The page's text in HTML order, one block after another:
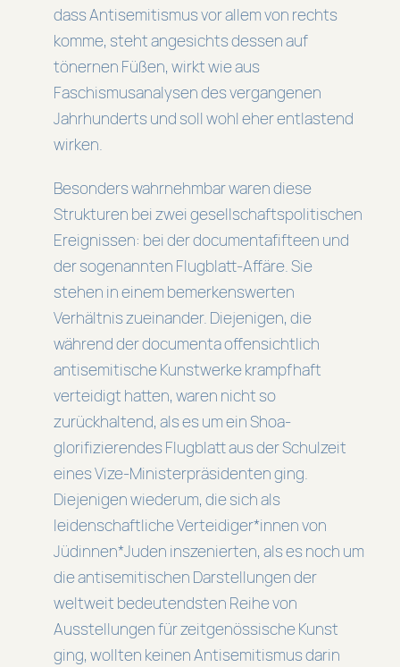
dass Antisemitismus vor allem von rechts
komme, steht angesichts dessen auf
tönernen Füßen, wirkt wie aus
Faschismusanalysen des vergangenen
Jahrhunderts und soll wohl eher entlastend
wirken.
Besonders wahrnehmbar waren diese
Strukturen bei zwei gesellschaftspolitischen
Ereignissen: bei der documentafifteen und
der sogenannten Flugblatt-Affäre. Sie
stehen in einem bemerkenswerten
Verhältnis zueinander. Diejenigen, die
während der documenta offensichtlich
antisemitische Kunstwerke krampfhaft
verteidigt hatten, waren nicht so
zurückhaltend, als es um ein Shoa-
glorifizierendes Flugblatt aus der Schulzeit
eines Vize-Ministerpräsidenten ging.
Diejenigen wiederum, die sich als
leidenschaftliche Verteidiger*innen von
Jüdinnen*Juden inszenierten, als es noch um
die antisemitischen Darstellungen der
weltweit bedeutendsten Reihe von
Ausstellungen für zeitgenössische Kunst
ging, wollten keinen Antisemitismus darin